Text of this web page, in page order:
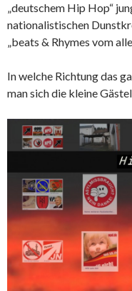
„deutschem Hip Hop“
nationalistischen
„beats & Rhymes vom
In welche Richtung das
man sich die kleine